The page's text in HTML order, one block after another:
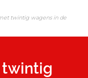
twintig wagens in de
twintig